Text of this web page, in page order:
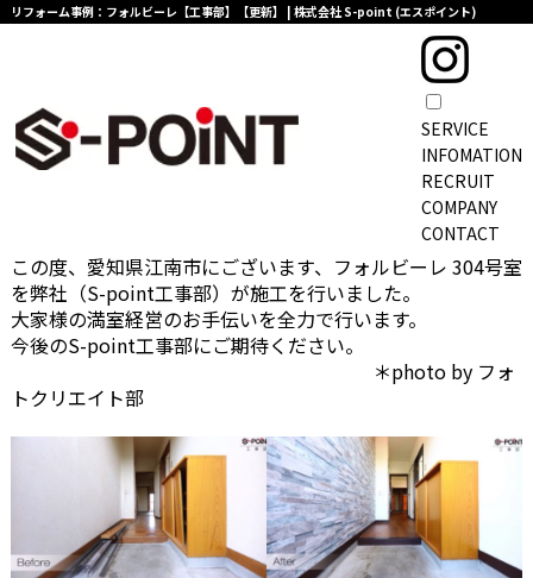
リフォーム事例：フォルビーレ【工事部】【更新】 | 株式会社 S-point (エスポイント)
SERVICE
INFOMATION
RECRUIT
COMPANY
CONTACT
TOPページ > インフォメーション一覧 リフォーム事例：フォルビーレ【工事部】
Service
リフォーム事例：フォルビーレ【工事部】
この度、愛知県江南市にございます、フォルビーレ 304号室
を弊社（S-point工事部）が施工を行いました。
大家様の満室経営のお手伝いを全力で行います。
今後のS-point工事部にご期待ください。
＊photo by フォ
トクリエイト部